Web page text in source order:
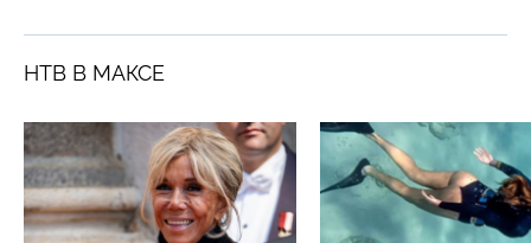
НТВ В МАКСЕ